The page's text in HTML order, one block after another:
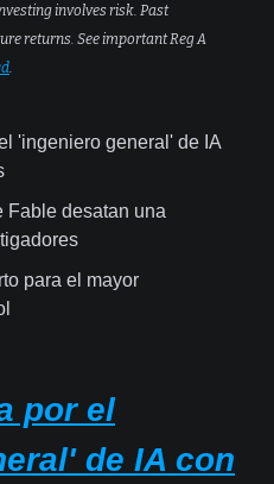
involves risk. Past
returns. See important Reg A
'ingeniero general' de IA
Fable desatan una
para el mayor
por el
de IA con